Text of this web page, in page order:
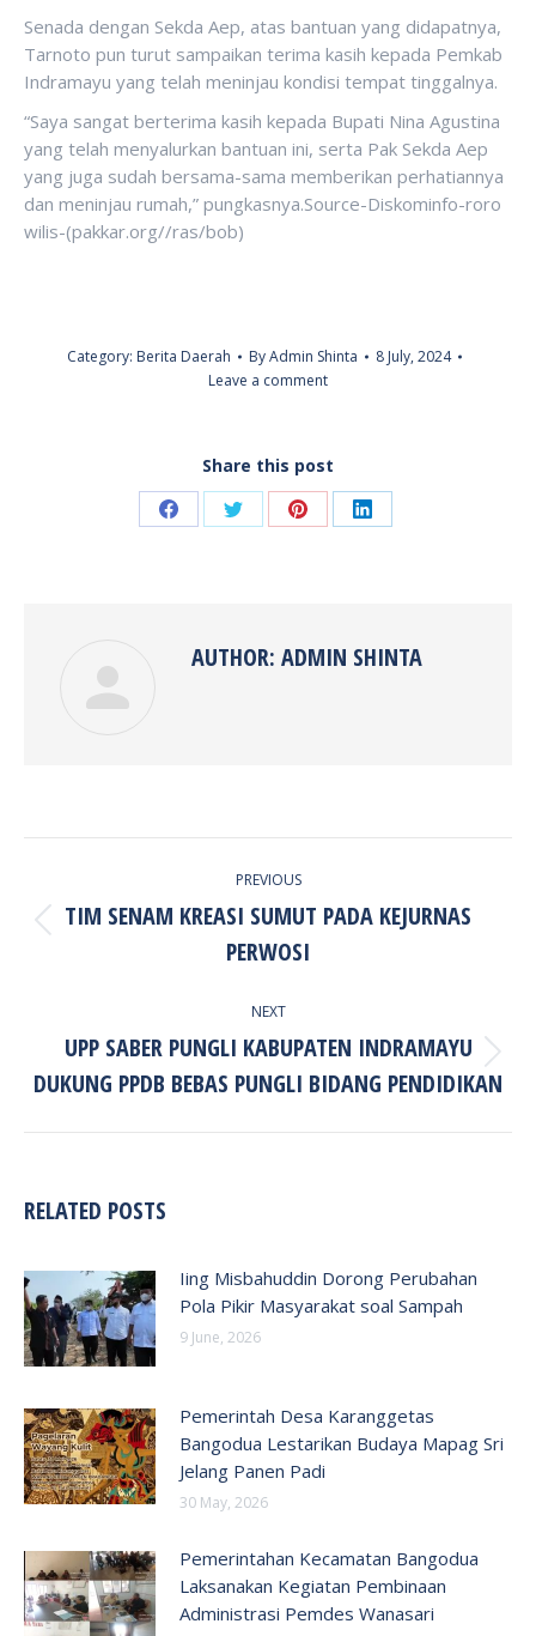
Senada dengan Sekda Aep, atas bantuan yang didapatnya,
Tarnoto pun turut sampaikan terima kasih kepada Pemkab
Indramayu yang telah meninjau kondisi tempat tinggalnya.
“Saya sangat berterima kasih kepada Bupati Nina Agustina
yang telah menyalurkan bantuan ini, serta Pak Sekda Aep
yang juga sudah bersama-sama memberikan perhatiannya
dan meninjau rumah,” pungkasnya.Source-Diskominfo-roro
wilis-(pakkar.org//ras/bob)
Category: Berita Daerah ByAdmin Shinta
8 July, 2024
Leave a comment
Share this post
Share Share Share Share
AUTHOR: ADMIN SHINTA
PREVIOUS
Previous
post:
TIM SENAM KREASI SUMUT PADA KEJURNAS
PERWOSI
NEXT
Next
post:
UPP SABER PUNGLI KABUPATEN INDRAMAYU
DUKUNG PPDB BEBAS PUNGLI BIDANG PENDIDIKAN
RELATED POSTS
Iing Misbahuddin Dorong Perubahan
Pola Pikir Masyarakat soal Sampah
9 June, 2026
Pemerintah Desa Karanggetas
Bangodua Lestarikan Budaya Mapag Sri
Jelang Panen Padi
30 May, 2026
Pemerintahan Kecamatan Bangodua
Laksanakan Kegiatan Pembinaan
Administrasi Pemdes Wanasari